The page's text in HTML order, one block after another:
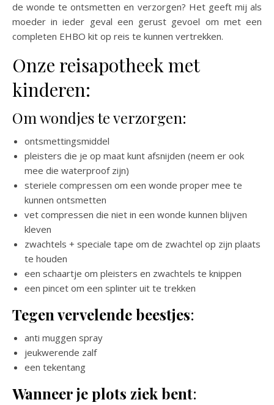
de wonde te ontsmetten en verzorgen? Het geeft mij als
moeder in ieder geval een gerust gevoel om met een
completen EHBO kit op reis te kunnen vertrekken.
Onze reisapotheek met
kinderen:
Om wondjes te verzorgen:
ontsmettingsmiddel
pleisters die je op maat kunt afsnijden (neem er ook
mee die waterproof zijn)
steriele compressen om een wonde proper mee te
kunnen ontsmetten
vet compressen die niet in een wonde kunnen blijven
kleven
zwachtels + speciale tape om de zwachtel op zijn plaats
te houden
een schaartje om pleisters en zwachtels te knippen
een pincet om een splinter uit te trekken
Tegen vervelende beestjes:
anti muggen spray
jeukwerende zalf
een tekentang
Wanneer je plots ziek bent: